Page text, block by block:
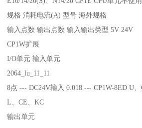
规格 消耗电流(A) 型号 海外规格
输入点数 输出点数 输入输出类型 5V 24V
CP1W扩展
I/O单元 输入单元
2064_lu_11_11
8点 --- DC24V输入 0.018 --- CP1W-8ED U、
L、CE、KC
输出单元